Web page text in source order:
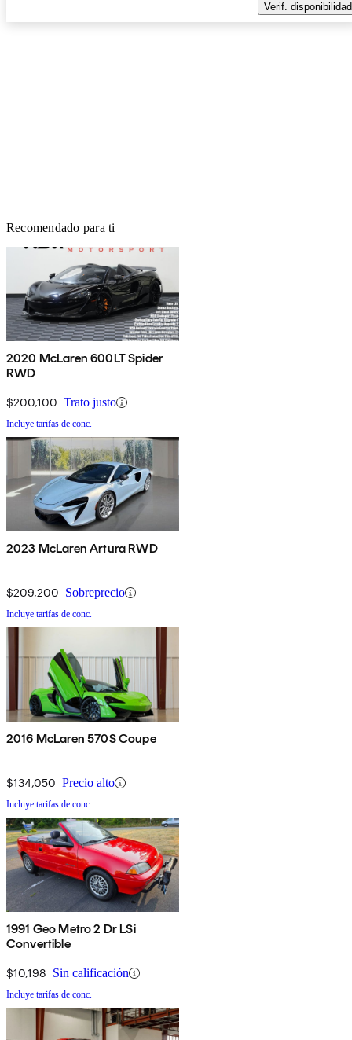
Verif. disponibilidad
Recomendado para ti
2020 McLaren 600LT Spider
RWD
$200,100 Trato justo
Incluye tarifas de conc.
2023 McLaren Artura RWD
$209,200 Sobreprecio
Incluye tarifas de conc.
2016 McLaren 570S Coupe
$134,050 Precio alto
Incluye tarifas de conc.
1991 Geo Metro 2 Dr LSi
Convertible
$10,198 Sin calificación
Incluye tarifas de conc.